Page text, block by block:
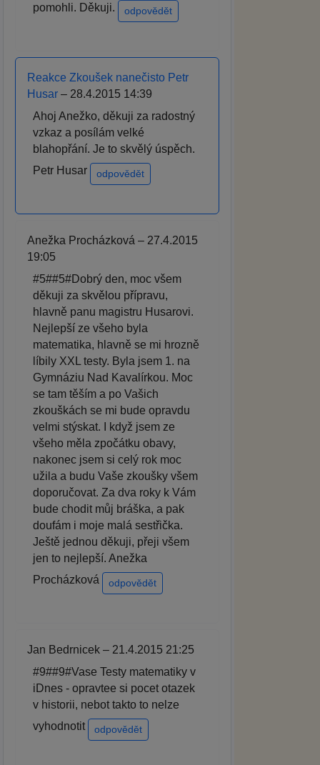
pomohli. Děkuji.
odpovědět
Reakce Zkoušek nanečisto Petr
Husar – 28.4.2015 14:39
Ahoj Anežko, děkuji za radostný
vzkaz a posílám velké
blahopřání. Je to skvělý úspěch.
Petr Husar
odpovědět
Anežka Procházková – 27.4.2015
19:05
#5##5#Dobrý den, moc všem
děkuji za skvělou přípravu,
hlavně panu magistru Husarovi.
Nejlepší ze všeho byla
matematika, hlavně se mi hrozně
líbily XXL testy. Byla jsem 1. na
Gymnáziu Nad Kavalírkou. Moc
se tam těším a po Vašich
zkouškách se mi bude opravdu
velmi stýskat. I když jsem ze
všeho měla zpočátku obavy,
nakonec jsem si celý rok moc
užila a budu Vaše zkoušky všem
doporučovat. Za dva roky k Vám
bude chodit můj bráška, a pak
doufám i moje malá sestřička.
Ještě jednou děkuji, přeji všem
jen to nejlepší. Anežka
Procházková
odpovědět
Jan Bedrnicek – 21.4.2015 21:25
#9##9#Vase Testy matematiky v
iDnes - opravtee si pocet otazek
v historii, nebot takto to nelze
vyhodnotit
odpovědět